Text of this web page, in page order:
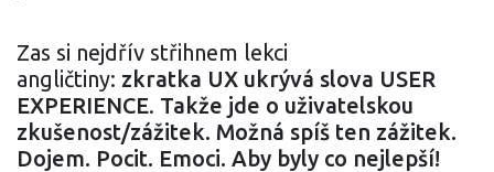
Zas si nejdřív střihnem lekci
angličtiny: zkratka UX ukrývá slova USER
EXPERIENCE. Takže jde o uživatelskou
zkušenost/zážitek. Možná spíš ten zážitek.
Dojem. Pocit. Emoci. Aby byly co nejlepší!